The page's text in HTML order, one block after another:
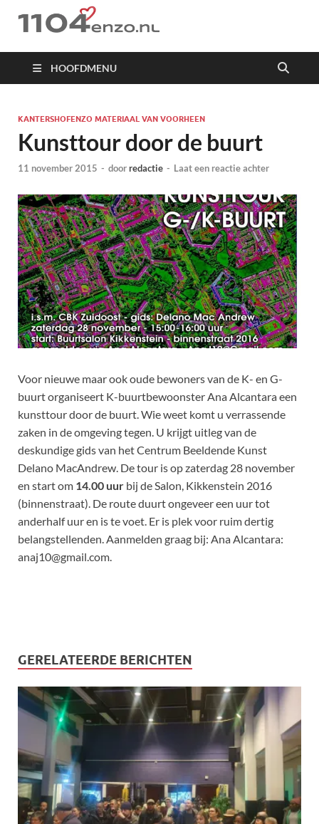
1104 en zo
HOOFDMENU
KANTERSHOFENZO MATERIAAL VAN VOORHEEN
Kunsttour door de buurt
11 november 2015 - doorredactie - Laat een reactie achter
Voor nieuwe maar ook oude bewoners van de K- en G-
buurt organiseert K-buurtbewoonster Ana Alcantara een
kunsttour door de buurt. Wie weet komt u verrassende
zaken in de omgeving tegen. U krijgt uitleg van de
deskundige gids van het Centrum Beeldende Kunst
Delano MacAndrew. De tour is op zaterdag 28 november
en start om 14.00 uur bij de Salon, Kikkenstein 2016
(binnenstraat). De route duurt ongeveer een uur tot
anderhalf uur en is te voet. Er is plek voor ruim dertig
belangstellenden. Aanmelden graag bij: Ana Alcantara:
anaj10@gmail.com.
GERELATEERDE BERICHTEN